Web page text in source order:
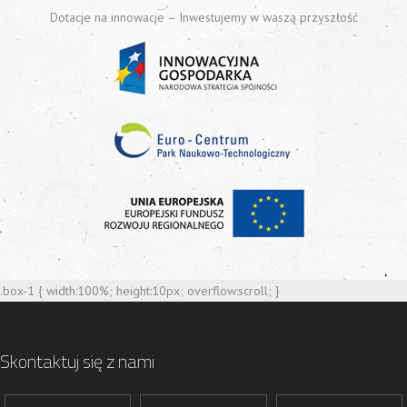
Dotacje na innowacje – Inwestujemy w waszą przyszłość
.box-1 { width:100%; height:10px; overflow:scroll; }
Skontaktuj się z nami